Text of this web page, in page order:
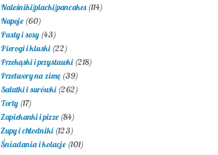
Naleśniki/placki/pancakes (114)
Napoje (60)
Pasty i sosy (43)
Pierogi i kluski (22)
Przekąski i przystawki (218)
Przetwory na zimę (39)
Sałatki i surówki (262)
Torty (17)
Zapiekanki i pizze (84)
Zupy i chłodniki (123)
Śniadania i kolacje (101)